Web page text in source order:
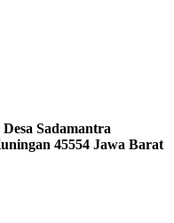
Sadamantra
45554 Jawa Barat